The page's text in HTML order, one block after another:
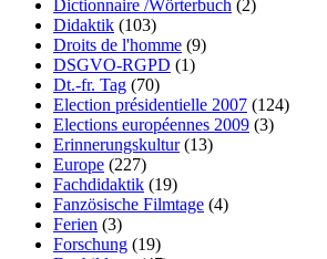
Dictionnaire /Wörterbuch (2)
Didaktik (103)
Droits de l'homme (9)
DSGVO-RGPD (1)
Dt.-fr. Tag (70)
Election présidentielle 2007 (124)
Elections européennes 2009 (3)
Erinnerungskultur(13)
Europe (227)
Fachdidaktik (19)
Fanzösische Filmtage (4)
Ferien (3)
Forschung (19)